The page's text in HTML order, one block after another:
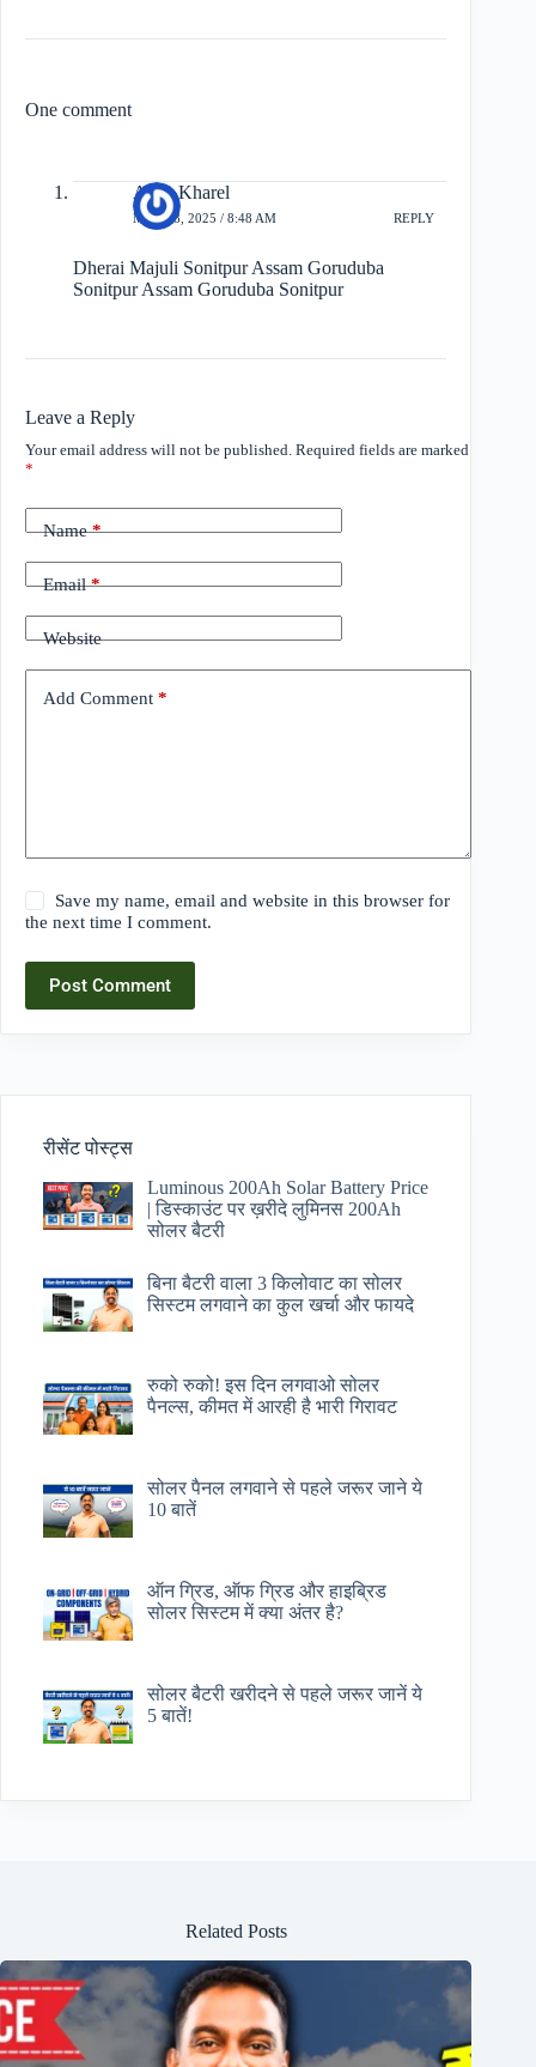
One comment
Ansh Kharel
MAY 18, 2025 / 8:48 AM REPLY
Dherai Majuli Sonitpur Assam Goruduba
Sonitpur Assam Goruduba Sonitpur
Leave a Reply
Your email address will not be published. Required fields are marked
*
Name*
Email*
Website
Add Comment *
Save my name, email and website in this browser for
the next time I comment.
Post Comment
रीसेंट पोस्ट्स
Luminous 200Ah Solar Battery Price​
| डिस्काउंट पर ख़रीदे लुमिनस 200Ah
सोलर बैटरी
बिना बैटरी वाला 3 किलोवाट का सोलर
सिस्टम लगवाने का कुल खर्चा और फायदे
रुको रुको! इस दिन लगवाओ सोलर
पैनल्स, कीमत में आरही है भारी गिरावट
सोलर पैनल लगवाने से पहले जरूर जाने ये
10 बातें
ऑन ग्रिड, ऑफ ग्रिड और हाइब्रिड
सोलर सिस्टम में क्या अंतर है?
सोलर बैटरी खरीदने से पहले जरूर जानें ये
5 बातें!
Related Posts